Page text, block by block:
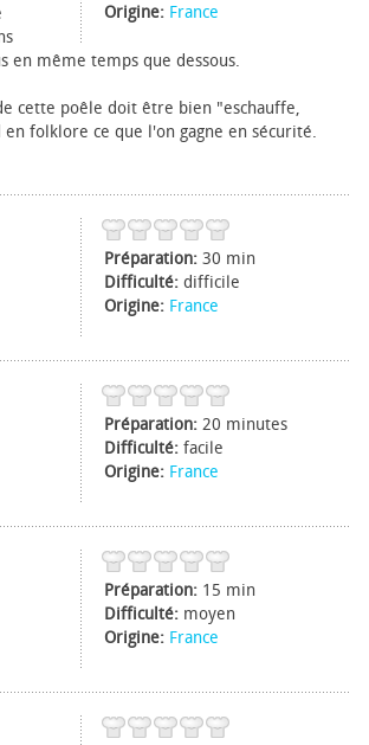
Origine: France
en même temps que dessous.
cette poêle doit être bien "eschauffe,
folklore ce que l'on gagne en sécurité.
Préparation: 30 min
Difficulté: difficile
Origine: France
Préparation: 20 minutes
Difficulté: facile
Origine: France
Préparation: 15 min
Difficulté: moyen
Origine: France